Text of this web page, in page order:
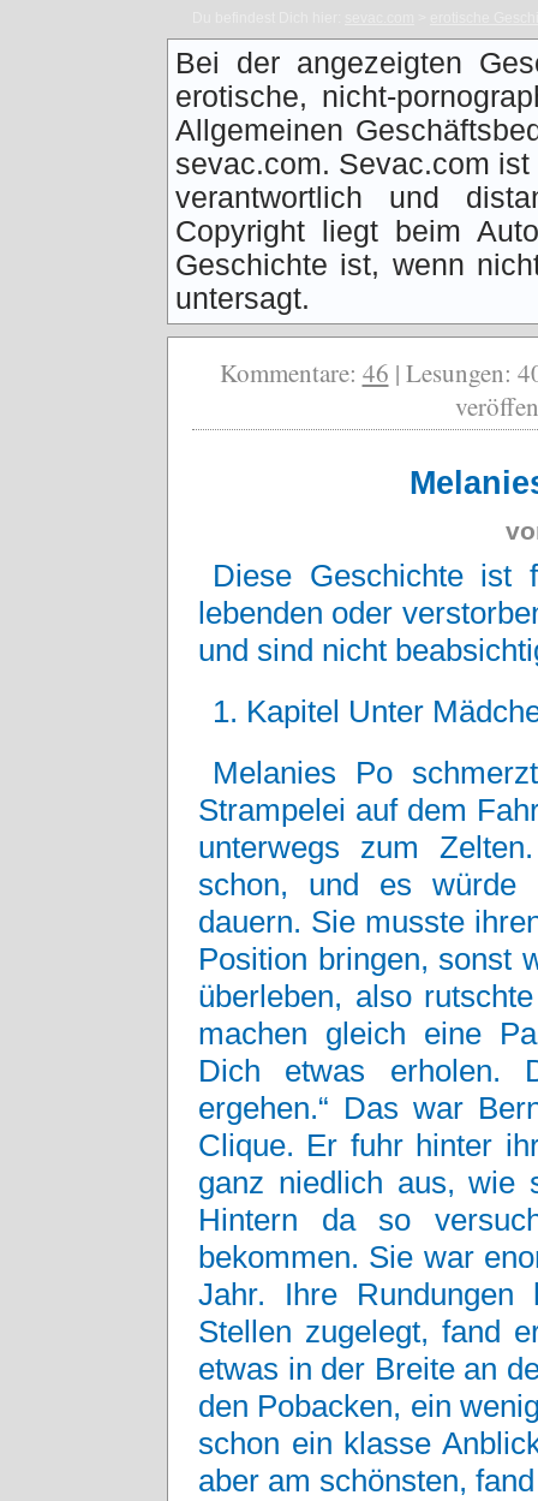
Bei der angezeigten
erotische, nicht-
Allgemeinen
sevac.com. Sevac.com
verantwortlich und
Copyright liegt beim
Geschichte ist, wenn
untersagt.
Kommentare: 46 | Lesungen:
Diese Geschichte ist
lebenden oder
und sind nicht
1. Kapitel Unter
Melanies Po
Strampelei auf dem
unterwegs zum
schon, und es würde
dauern. Sie musste
Position bringen, sonst
überleben, also
machen gleich eine
Dich etwas erholen.
ergehen.“ Das war
Clique. Er fuhr hinter
ganz niedlich aus, wie
Hintern da so
bekommen. Sie war
Jahr. Ihre Rundungen
Stellen zugelegt, fand
etwas in der Breite an
den Pobacken, ein
schon ein klasse
aber am schönsten,